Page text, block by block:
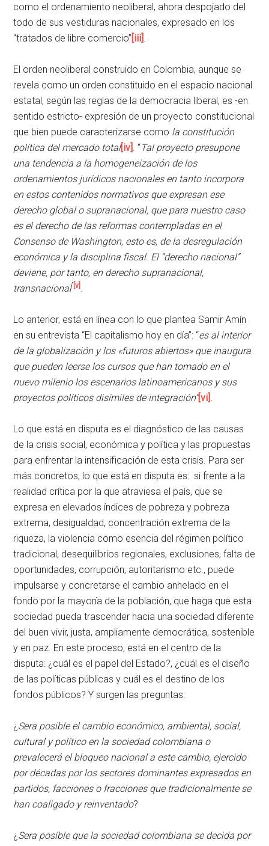
como el ordenamiento neoliberal, ahora despojado del
todo de sus vestiduras nacionales, expresado en los
“tratados de libre comercio” [iii]
El orden neoliberal construido en Colombia, aunque se
revela como un orden constituido en el espacio nacional
estatal, según las reglas de la democracia liberal, es -en
sentido estricto- expresión de un proyecto constitucional
que bien puede caracterizarse como la constitución
política del mercado total[iv] . “Tal proyecto presupone
una tendencia a la homogeneización de los
ordenamientos jurídicos nacionales en tanto incorpora
en estos contenidos normativos que expresan ese
derecho global o supranacional, que para nuestro caso
es el derecho de las reformas contempladas en el
Consenso de Washington, esto es, de la desregulación
económica y la disciplina fiscal. El “derecho nacional”
deviene, por tanto, en derecho supranacional,
transnacional” [v]
Lo anterior, está en línea con lo que plantea Samir Amín
en su entrevista “El capitalismo hoy en día”: “es al interior
de la globalización y los «futuros abiertos» que inaugura
que pueden leerse los cursos que han tomado en el
nuevo milenio los escenarios latinoamericanos y sus
proyectos políticos disímiles de integración”[vi]
Lo que está en disputa es el diagnóstico de las causas
de la crisis social, económica y política y las propuestas
para enfrentar la intensificación de esta crisis. Para ser
más concretos, lo que está en disputa es: si frente a la
realidad crítica por la que atraviesa el país, que se
expresa en elevados índices de pobreza y pobreza
extrema, desigualdad, concentración extrema de la
riqueza, la violencia como esencia del régimen político
tradicional, desequilibrios regionales, exclusiones, falta de
oportunidades, corrupción, autoritarismo etc., puede
impulsarse y concretarse el cambio anhelado en el
fondo por la mayoría de la población, que haga que esta
sociedad pueda trascender hacia una sociedad diferente
del buen vivir, justa, ampliamente democrática, sostenible
y en paz. En este proceso, está en el centro de la
disputa: ¿cuál es el papel del Estado?, ¿cuál es el diseño
de las políticas públicas y cuál es el destino de los
fondos públicos? Y surgen las preguntas:
¿ Sera posible el cambio económico, ambiental, social,
cultural y político en la sociedad colombiana o
prevalecerá el bloqueo nacional a este cambio, ejercido
por décadas por los sectores dominantes expresados en
partidos, facciones o fracciones que tradicionalmente se
han coaligado y reinventado?
¿ Sera posible que la sociedad colombiana se decida por